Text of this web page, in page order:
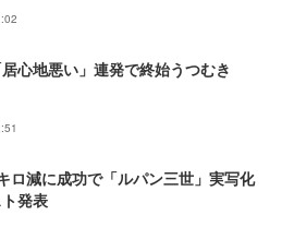
心地悪い」連発で終始うつむき
ロ減に成功で「ルパン三世」実写化
発表